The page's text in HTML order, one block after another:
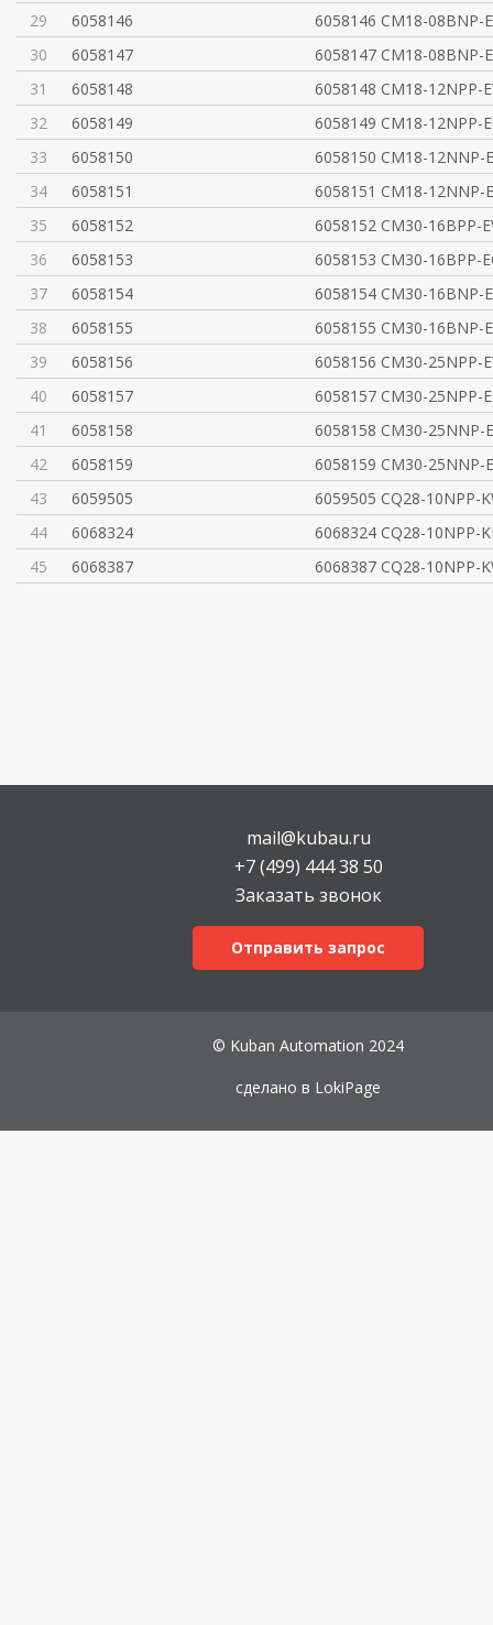
29
6058146
6058146 CM18-08BNP-
30
6058147
6058147 CM18-08BNP-
31
6058148
6058148 CM18-12NPP-
32
6058149
6058149 CM18-12NPP-
33
6058150
6058150 CM18-12NNP-
34
6058151
6058151 CM18-12NNP-
35
6058152
6058152 CM30-16BPP-
36
6058153
6058153 CM30-16BPP-
37
6058154
6058154 CM30-16BNP-
38
6058155
6058155 CM30-16BNP-
39
6058156
6058156 CM30-25NPP-
40
6058157
6058157 CM30-25NPP-
41
6058158
6058158 CM30-25NNP-
42
6058159
6058159 CM30-25NNP-
43
6059505
6059505 CQ28-10NPP-
44
6068324
6068324 CQ28-10NPP-
45
6068387 6068387 CQ28-10NPP-
mail@kubau.ru
+7 (499) 444 38 50
Заказать звонок
Отправить запрос
© Kuban Automation 2024
сделано в LokiPage